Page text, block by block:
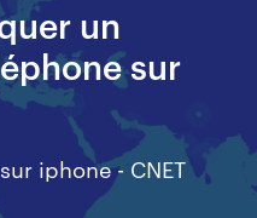
un
sur
iphone - CNET